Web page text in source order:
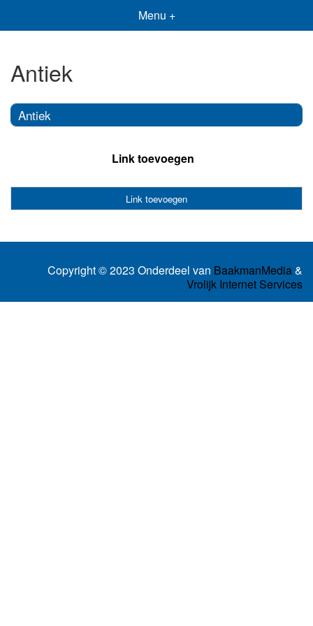
Menu +
Antiek
Antiek
Link toevoegen
Link toevoegen
Copyright © 2023 Onderdeel van BaakmanMedia&
Vrolijk Internet Services